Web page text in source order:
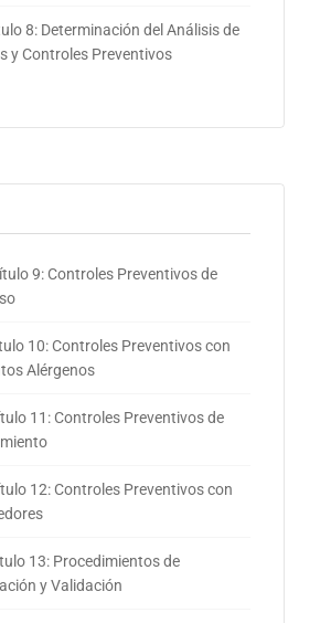
8: Determinación del Análisis de
y Controles Preventivos
9: Controles Preventivos de
10: Controles Preventivos con
Alérgenos
11: Controles Preventivos de
12: Controles Preventivos con
13: Procedimientos de
y Validación